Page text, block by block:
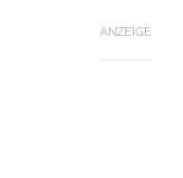
ANZEIGE